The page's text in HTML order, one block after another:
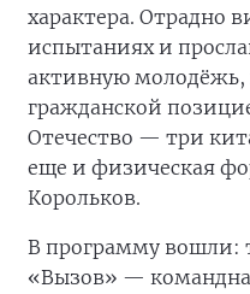
характера. Отрадно
испытаниях и
активную молодёжь,
гражданской
Отечество — три
еще и физическая
Корольков.
В программу вошли:
«Вызов» —